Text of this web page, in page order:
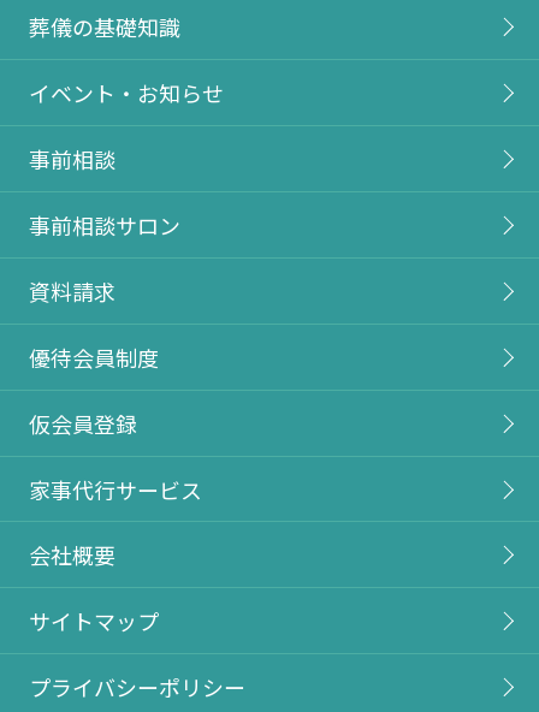
葬儀の基礎知識
イベント・お知らせ
事前相談
事前相談サロン
資料請求
優待会員制度
仮会員登録
家事代行サービス
会社概要
サイトマップ
プライバシーポリシー